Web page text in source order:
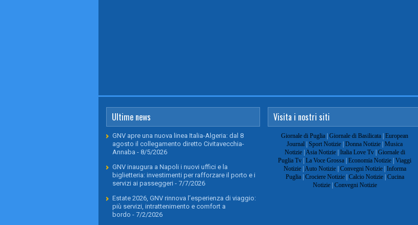
Ultime news
GNV apre una nuova linea Italia-Algeria: dal 8
agosto il collegamento diretto Civitavecchia-
Annaba - 8/5/2026
GNV inaugura a Napoli i nuovi uffici e la
biglietteria: investimenti per rafforzare il porto e i
servizi ai passeggeri - 7/7/2026
Estate 2026, GNV rinnova l’esperienza di viaggio:
più servizi, intrattenimento e comfort a
bordo - 7/2/2026
Visita i nostri siti
Giornale di Puglia | Giornale di Basilicata | European
Journal | Sport Notizie | Donna Notizie | Musica
Notizie| Asia Notizie| Italia Love Tv| Giornale di
Puglia Tv | La Voce Grossa | Economia Notizie | Viaggi
Notizie| Auto Notizie| Convegni Notizie| Informa
Puglia| Crociere Notizie| Calcio Notizie| Cucina
Notizie| Convegni Notizie